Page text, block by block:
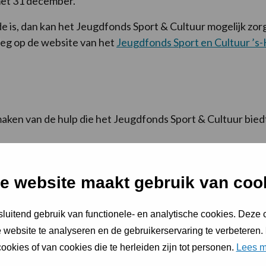
website maakt gebruik van
gebruik van functionele- en analytische cookies. Deze
website te analyseren en de gebruikerservaring te
of van cookies die te herleiden zijn tot personen. Lees
dan kan het Jeugdfonds Sport & Cultuur mogelijk
op de website van het Jeugdfonds Sport en Cultuur
van de hulp die het Jeugdfonds Sport & Cultuur
pas-jaar een gratis Bossche Pas met tegoed voor je
bij het Jeugdfonds
voor een gratis Bossche Pas met tegoed en voor
is en een aanvulling nodig is vanuit het